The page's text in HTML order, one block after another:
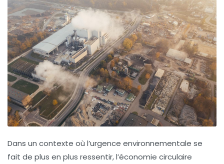
Dans un contexte où l’urgence environnementale se
fait de plus en plus ressentir, l’économie circulaire